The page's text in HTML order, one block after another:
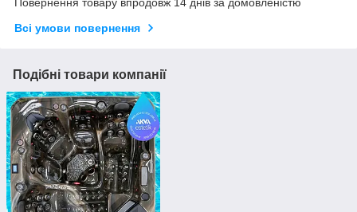
Всі умови повернення
Подібні товари компанії